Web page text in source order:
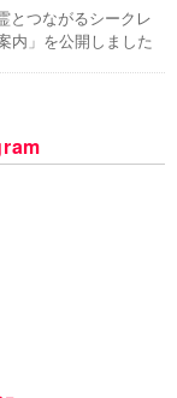
とつながるシークレ
内」を公開しました